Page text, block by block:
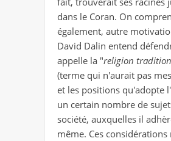
dans le Coran. On
également, autre
David Dalin entend
appelle la "religion
(terme qui n'aurait pas
et les positions qu'adopte
un certain nombre de
société, auxquelles il
même. Ces